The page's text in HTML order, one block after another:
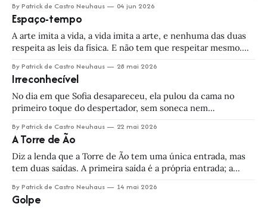
oceano. Agora já virou lagoa. Daqui a pouco é só uma poça.
O comandante Paulo A. T. R. Frota já
By Patrick de Castro Neuhaus 04 jun 2026
Espaço-tempo
A arte imita a vida, a vida imita a arte, e nenhuma das duas
respeita as leis da física. E não tem que respeitar mesmo.
besta? Quem vive de grandes certezas são as almas
pequenas; o povo que
By Patrick de Castro Neuhaus 28 mai 2026
Irreconhecível
No dia em que Sofia desapareceu, ela pulou da cama no
primeiro toque do despertador, sem soneca nem
polícia. — Muito estranho. De manhã, ela sempre foi lenta,
sabe? Um oficial tomava notas enquanto o delegado
conduzia a conversa. — Ela tinha algum compromisso
By Patrick de Castro Neuhaus 22 mai 2026
A Torre de Ão
Diz a lenda que a Torre de Ão tem uma única entrada, mas
tem duas saídas. A primeira saída é a própria entrada; a
não voltou pra contar. E olha que desde tempos muito
antigos — tempos em que ainda não havia reis nem
By Patrick de Castro Neuhaus 14 mai 2026
Golpe